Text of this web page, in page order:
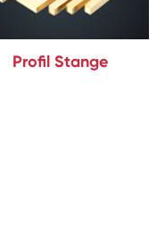
Profil Stange